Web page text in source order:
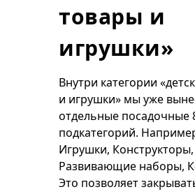
товары и
игрушки»
Внутри категории
и игрушки» мы уже
отдельные посадочные
подкатегорий.
Игрушки, Конструкторы,
Развивающие наборы,
Это позволяет